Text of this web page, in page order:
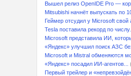
Вышел релиз OpenIDE Pro —
Mitsubishi начнёт выпускать по
Геймер отсудил у Microsoft свой
Tesla поставила рекорд по числу...
Microsoft представила ИИ,
«Яндекс» улучшил поиск АЗС
Microsoft и Mistral обменяются
«Яндекс» посадил ИИ-агентов...
Первый трейлер и